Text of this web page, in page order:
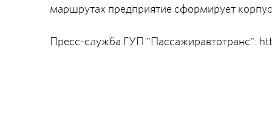
маршрутах предприятие сформирует
Пресс-служба ГУП "Пассажиравтотранс":